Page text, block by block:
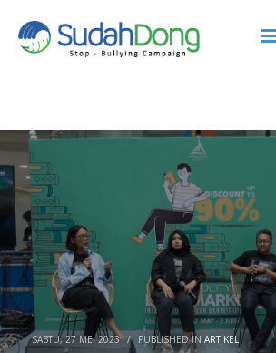
SABTU, 27 MEI 2023 / PUBLISHED IN ARTIKEL